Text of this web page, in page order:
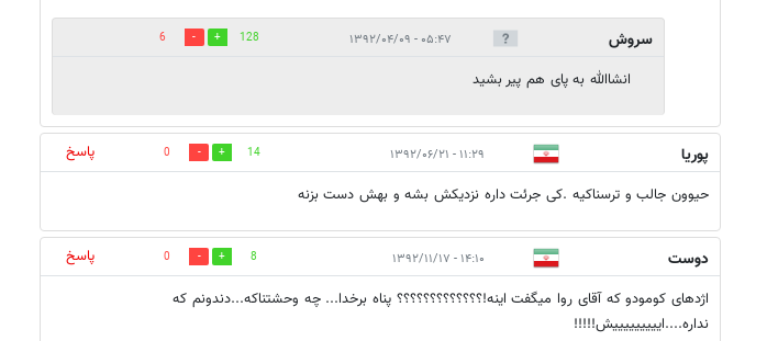
سروش ۰۵:۴۷ - ۱۳۹۲/۰۴/۰۹ 128
6
انشاالله به پای هم پیر بشید
پوریا ۱۱:۲۹ - ۱۳۹۲/۰۶/۲۱ 14
0
پاسخ
حیوون جالب و ترسناکیه .کی جرئت داره نزدیکش بشه و بهش دست بزنه
دوست ۱۴:۱۰ - ۱۳۹۲/۱۱/۱۷ 8
0
پاسخ
اژدهای کومودو که آقای روا میگفت اینه!؟؟؟؟؟؟؟؟؟؟؟؟؟ پناه برخدا... چه وحشتناکه...دندونم که
نداره....ایییییییییش!!!!!